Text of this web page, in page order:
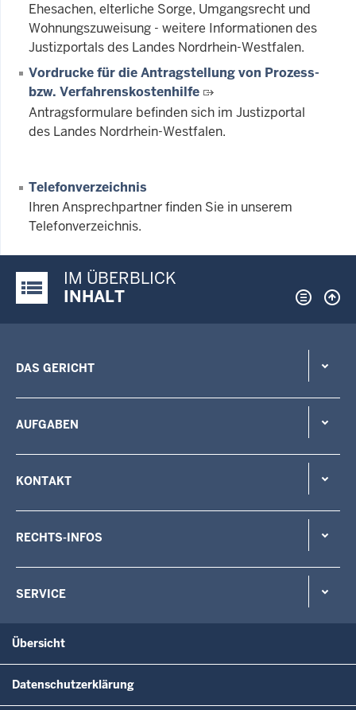
Ehesachen, elterliche Sorge, Umgangsrecht und
Wohnungszuweisung - weitere Informationen des
Justizportals des Landes Nordrhein-Westfalen.
Vordrucke für die Antragstellung von Prozess-
bzw. Verfahrenskostenhilfe
Antragsformulare befinden sich im Justizportal
des Landes Nordrhein-Westfalen.
Telefonverzeichnis
Ihren Ansprechpartner finden Sie in unserem
Telefonverzeichnis.
Justiz-Portal im Überblick:
IM ÜBERBLICK
INHALT
DAS GERICHT
AUFGABEN
KONTAKT
RECHTS-INFOS
SERVICE
Übersicht
Datenschutzerklärung